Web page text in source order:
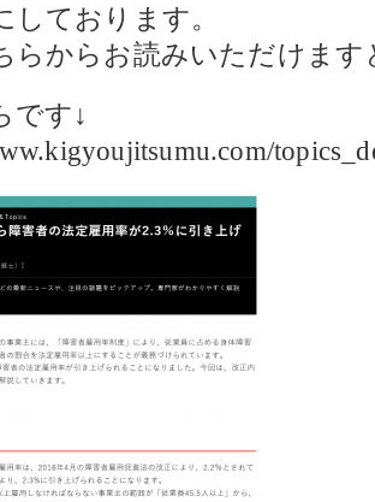
しております。
らからお読みいただけます
です↓